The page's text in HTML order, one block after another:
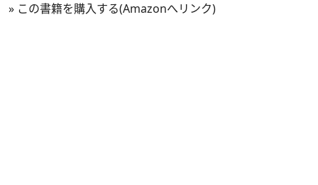
» この書籍を購入する(Amazonへリンク)